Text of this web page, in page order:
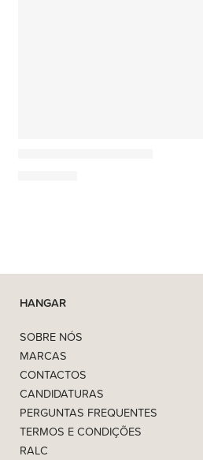
HANGAR
SOBRE NÓS
MARCAS
CONTACTOS
CANDIDATURAS
PERGUNTAS FREQUENTES
TERMOS E CONDIÇÕES
RALC